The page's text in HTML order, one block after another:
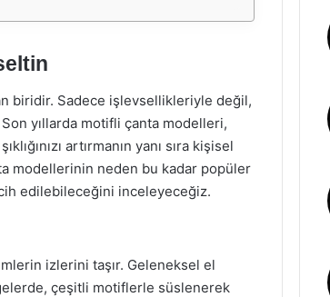
biridir. Sadece işlevsellikleriyle değil,
yıllarda motifli çanta modelleri,
artırmanın yanı sıra kişisel
modellerinin neden bu kadar popüler
edilebileceğini inceleyeceğiz.
izlerini taşır. Geleneksel el
çeşitli motiflerle süslenerek